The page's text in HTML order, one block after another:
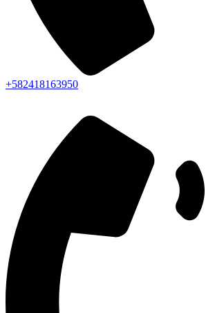
+582418163950